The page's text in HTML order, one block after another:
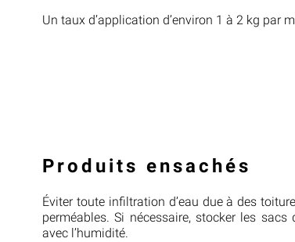
Un taux d’application d’environ 1 à 2 kg par
Produits ensachés
Éviter toute infiltration d’eau due à des
perméables. Si nécessaire, stocker les
avec l’humidité.